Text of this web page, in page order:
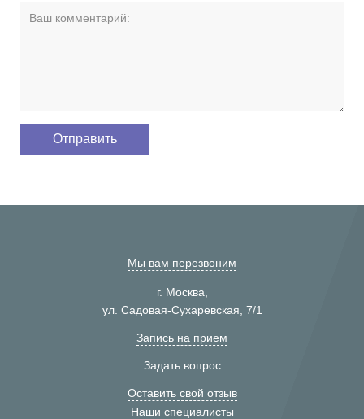
Мы вам перезвоним
г. Москва,
ул. Садовая-Сухаревская, 7/1
Запись на прием
Задать вопрос
Оставить свой отзыв
Наши специалисты